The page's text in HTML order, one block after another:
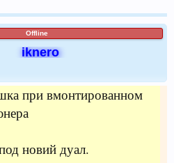
Offline
iknero
при вмонтированном
новий дуал.